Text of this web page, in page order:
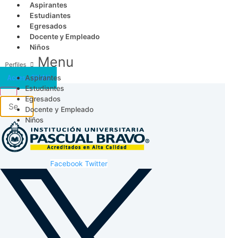
Aspirantes
Estudiantes
Egresados
Docente y Empleado
Niños
Menu
Aspirantes
Estudiantes
Egresados
Docente y Empleado
Niños
Acceso SICAU
Facebook Twitter